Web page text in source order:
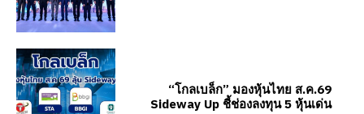
“โกลเบล็ก” มองหุ้นไทย ส.ค.69
Sideway Up ชี้ช่องลงทุน 5 หุ้นเด่น